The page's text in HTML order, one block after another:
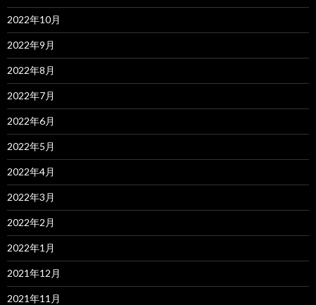
2022年10月
2022年9月
2022年8月
2022年7月
2022年6月
2022年5月
2022年4月
2022年3月
2022年2月
2022年1月
2021年12月
2021年11月